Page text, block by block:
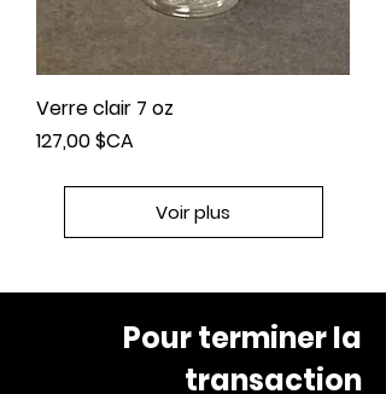
Verre clair 7 oz
Prix
127,00 $CA
Voir plus
Pour terminer la
transaction